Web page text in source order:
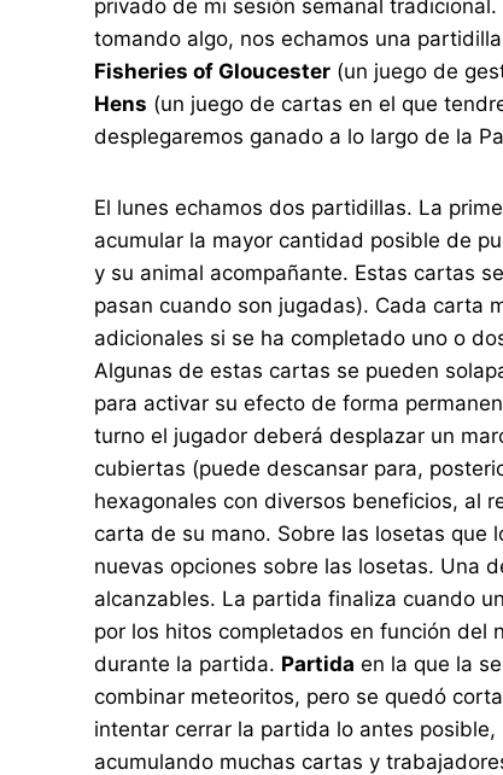
privado de mi sesión semanal
tomando algo, nos echamos una
Fisheries of Gloucester (un juego de
Hens (un juego de cartas en el que
desplegaremos ganado a lo largo de la
El lunes echamos dos partidillas. La
acumular la mayor cantidad posible de
y su animal acompañante. Estas cartas
pasan cuando son jugadas). Cada carta
adicionales si se ha completado uno o
Algunas de estas cartas se pueden
para activar su efecto de forma
turno el jugador deberá desplazar un
cubiertas (puede descansar para,
hexagonales con diversos beneficios, al
carta de su mano. Sobre las losetas que
nuevas opciones sobre las losetas. Una
alcanzables. La partida finaliza cuando
por los hitos completados en función del
durante la partida. Partida en la que la
combinar meteoritos, pero se quedó
intentar cerrar la partida lo antes
acumulando muchas cartas y